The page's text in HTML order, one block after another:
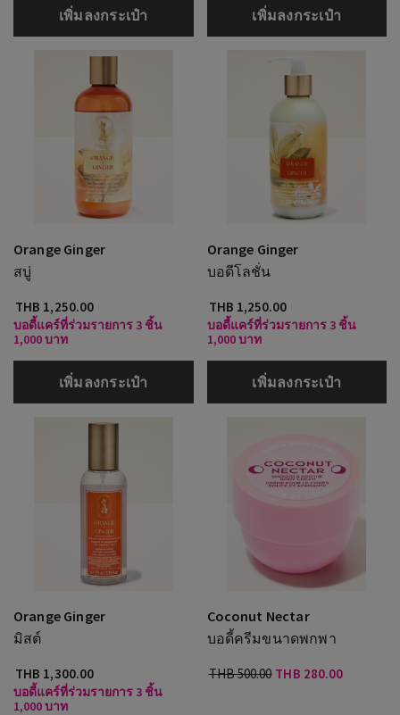
เพิ่มลงกระเป๋า เพิ่มลงกระเป๋า
Orange Ginger
สบู่
THB 1,250.00
บอดี้แคร์ที่ร่วมรายการ 3 ชิ้น
1,000 บาท
เพิ่มลงกระเป๋า
Orange Ginger
บอดีโลชั่น
THB 1,250.00
บอดี้แคร์ที่ร่วมรายการ 3 ชิ้น
1,000 บาท
เพิ่มลงกระเป๋า
Orange Ginger
มิสต์
THB 1,300.00
บอดี้แคร์ที่ร่วมรายการ 3 ชิ้น
1,000 บาท
Coconut Nectar
บอดี้ครีมขนาดพกพา
THB 500.00 THB 280.00